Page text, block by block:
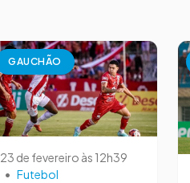
GAUCHÃO
23 de fevereiro às 12h39
• Futebol